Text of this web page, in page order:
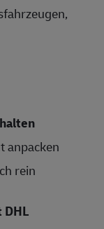
anpacken
rein
DHL